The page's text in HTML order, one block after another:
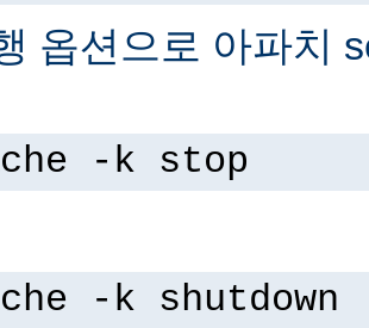
옵션으로 아파치
-k stop
-k shutdown